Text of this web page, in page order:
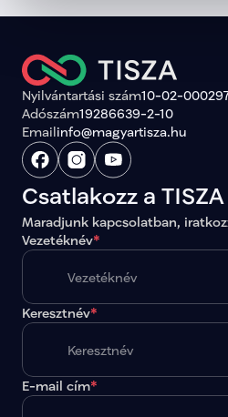
Nyilvántartási szám10-02-
Adószám19286639-2-10
Emailinfo@magyartisza.hu
Csatlakozz a
Maradjunk kapcsolatban,
Vezetéknév*
Keresztnév*
E-mail cím*